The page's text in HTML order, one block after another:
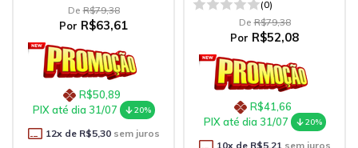
De R$79,38
Por R$63,61
R$50,89
PIX até dia 31/07
20%
12x de R$5,30sem juros
(0)
De R$79,38
Por R$52,08
R$41,66
PIX até dia 31/07
20%
10x de R$5,21 sem juros